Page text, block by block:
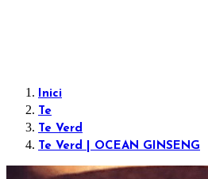
Inici
Te
Te Verd
Te Verd | OCEAN GINSENG